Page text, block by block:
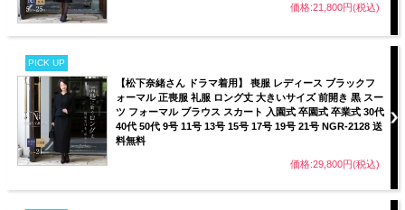
価格:21,800円(税込)
PICK UP
【松下奈緒さん ドラマ着用】 喪服 レディース ブラックフ
ォーマル 正喪服 礼服 ロング丈 大きいサイズ 前開き 黒 スー
ツ フォーマル ブラウス スカート 入園式 卒園式 卒業式 30代
40代 50代 9号 11号 13号 15号 17号 19号 21号 NGR-2128 送
料無料
価格:29,800円(税込)